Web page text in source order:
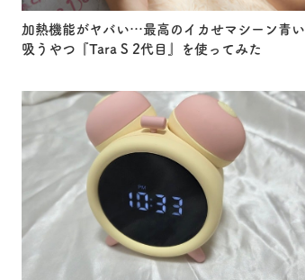
加熱機能がヤバい…最高のイカせマシーン青い
吸うやつ『Tara S 2代目』を使ってみた